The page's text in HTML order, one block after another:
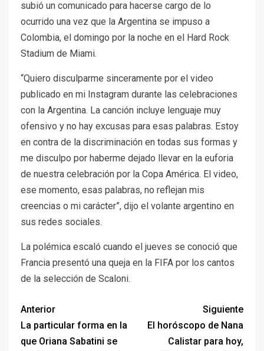
subió un comunicado para hacerse cargo de lo
ocurrido una vez que la Argentina se impuso a
Colombia, el domingo por la noche en el Hard Rock
Stadium de Miami.
“Quiero disculparme sinceramente por el video
publicado en mi Instagram durante las celebraciones
con la Argentina. La canción incluye lenguaje muy
ofensivo y no hay excusas para esas palabras. Estoy
en contra de la discriminación en todas sus formas y
me disculpo por haberme dejado llevar en la euforia
de nuestra celebración por la Copa América. El video,
ese momento, esas palabras, no reflejan mis
creencias o mi carácter”, dijo el volante argentino en
sus redes sociales.
La polémica escaló cuando el jueves se conoció que
Francia presentó una queja en la FIFA por los cantos
de la selección de Scaloni.
Anterior
La particular forma en la
que Oriana Sabatini se
Siguiente
El horóscopo de Nana
Calistar para hoy,